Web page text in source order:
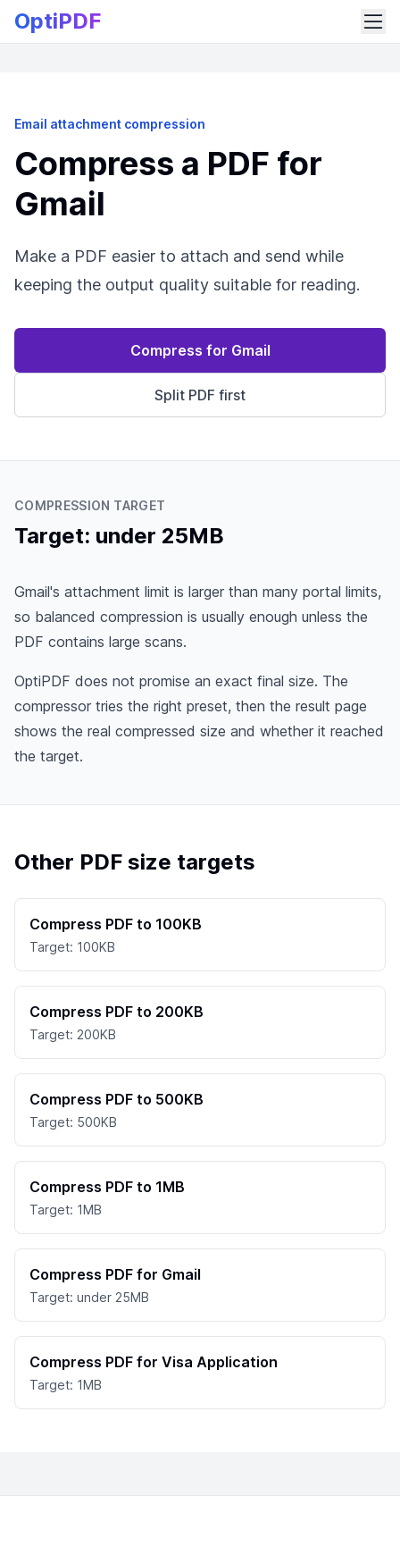
OptiPDF
Email attachment compression
Compress a PDF for
Gmail
Make a PDF easier to attach and send while
keeping the output quality suitable for reading.
Compress for Gmail
Split PDF first
COMPRESSION TARGET
Target: under 25MB
Gmail's attachment limit is larger than many portal limits,
so balanced compression is usually enough unless the
PDF contains large scans.
OptiPDF does not promise an exact final size. The
compressor tries the right preset, then the result page
shows the real compressed size and whether it reached
the target.
Other PDF size targets
Compress PDF to 100KB
Target: 100KB
Compress PDF to 200KB
Target: 200KB
Compress PDF to 500KB
Target: 500KB
Compress PDF to 1MB
Target: 1MB
Compress PDF for Gmail
Target: under 25MB
Compress PDF for Visa Application
Target: 1MB